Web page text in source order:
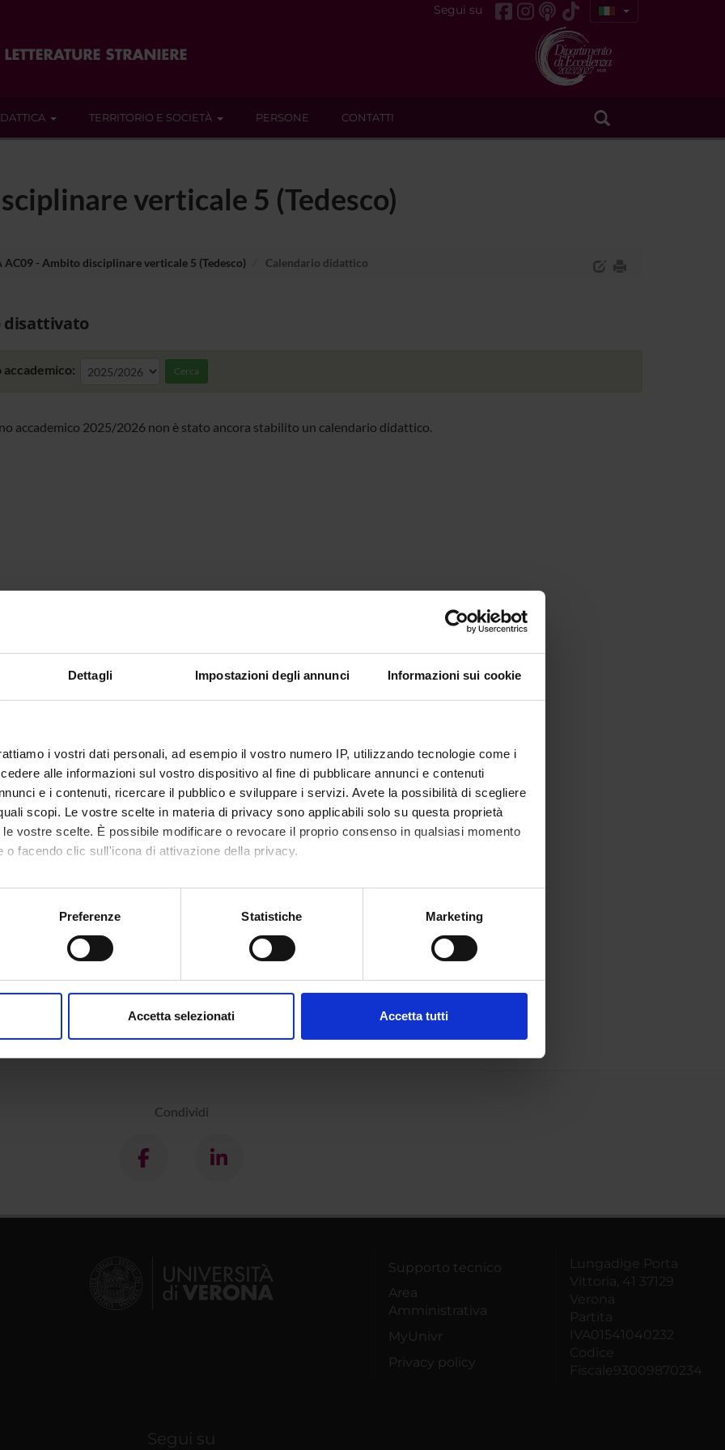
Dettagli Impostazioni degli annunci Informazioni sui cookie
i vostri dati personali, ad esempio il vostro numero IP, utilizzando tecnologie come i
alle informazioni sul vostro dispositivo al fine di pubblicare annunci e contenuti
e i contenuti, ricercare il pubblico e sviluppare i servizi. Avete la possibilità di scegliere
scopi. Le vostre scelte in materia di privacy sono applicabili solo su questa proprietà
vostre scelte. È possibile modificare o revocare il proprio consenso in qualsiasi momento
o facendo clic sull'icona di attivazione della privacy.
anche:
sulla tua posizione geografica, con un'approssimazione di qualche metro,
in qualsiasi momento dalla Dichiarazione sui cookie.
Preferenze Statistiche Marketing
Accetta selezionati Accetta tutti
Segui su
TERRITORIO E SOCIETÀ PERSONE CONTATTI
verticale 5 (Tedesco)
AC09 - Ambito disciplinare verticale 5 (Tedesco) Calendario didattico
disattivato
accademico: Cerca
accademico 2025/2026 non è stato ancora stabilito un calendario didattico.
Condividi
Supporto tecnico
Area
Amministrativa
MyUnivr
Privacy policy
Lungadige Porta
Vittoria, 41 37129
Verona
Partita
IVA01541040232
Codice
Fiscale93009870234
Segui su